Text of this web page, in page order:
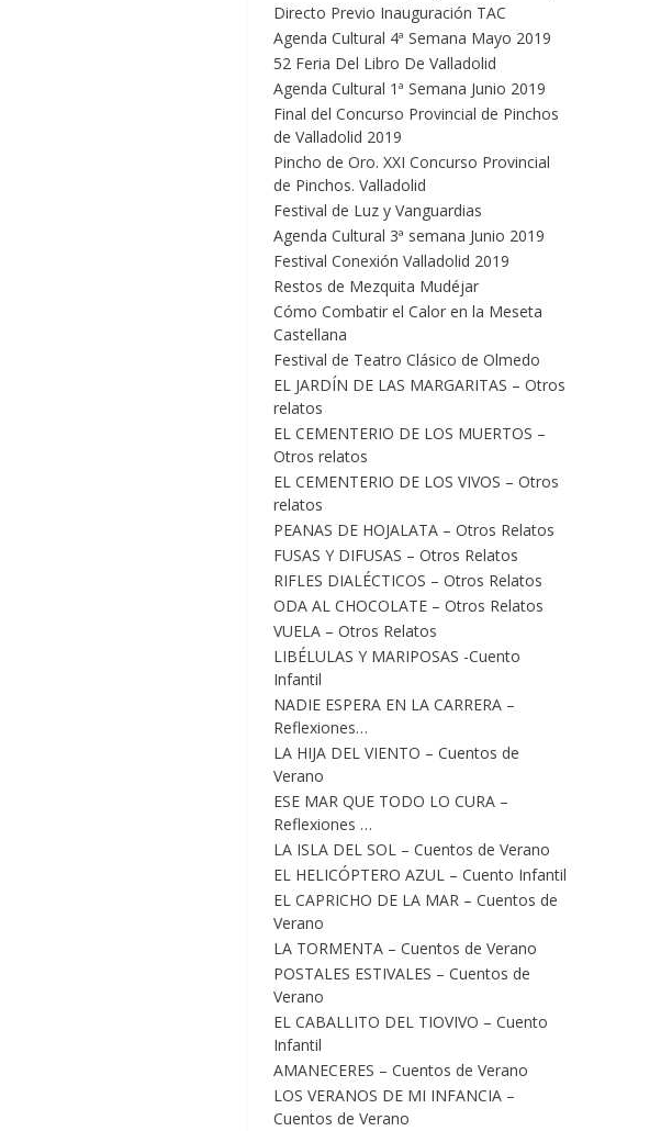
Directo Previo Inauguración TAC
Agenda Cultural 4ª Semana Mayo 2019
52 Feria Del Libro De Valladolid
Agenda Cultural 1ª Semana Junio 2019
Final del Concurso Provincial de Pinchos
de Valladolid 2019
Pincho de Oro. XXI Concurso Provincial
de Pinchos. Valladolid
Festival de Luz y Vanguardias
Agenda Cultural 3ª semana Junio 2019
Festival Conexión Valladolid 2019
Restos de Mezquita Mudéjar
Cómo Combatir el Calor en la Meseta
Castellana
Festival de Teatro Clásico de Olmedo
EL JARDÍN DE LAS MARGARITAS – Otros
relatos
EL CEMENTERIO DE LOS MUERTOS –
Otros relatos
EL CEMENTERIO DE LOS VIVOS – Otros
relatos
PEANAS DE HOJALATA – Otros Relatos
FUSAS Y DIFUSAS – Otros Relatos
RIFLES DIALÉCTICOS – Otros Relatos
ODA AL CHOCOLATE – Otros Relatos
VUELA – Otros Relatos
LIBÉLULAS Y MARIPOSAS -Cuento
Infantil
NADIE ESPERA EN LA CARRERA –
Reflexiones…
LA HIJA DEL VIENTO – Cuentos de
Verano
ESE MAR QUE TODO LO CURA –
Reflexiones …
LA ISLA DEL SOL – Cuentos de Verano
EL HELICÓPTERO AZUL – Cuento Infantil
EL CAPRICHO DE LA MAR – Cuentos de
Verano
LA TORMENTA – Cuentos de Verano
POSTALES ESTIVALES – Cuentos de
Verano
EL CABALLITO DEL TIOVIVO – Cuento
Infantil
AMANECERES – Cuentos de Verano
LOS VERANOS DE MI INFANCIA –
Cuentos de Verano